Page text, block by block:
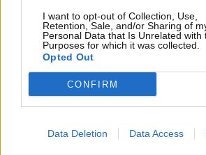
I want to opt-out of Collection, Use,
Retention, Sale, and/or Sharing of
Personal Data that Is Unrelated with
Purposes for which it was collected.
Opted Out
CONFIRM
Data Deletion Data Access
di fatto durante il processo . Che